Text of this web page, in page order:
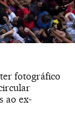
fotográfico
ao ex-